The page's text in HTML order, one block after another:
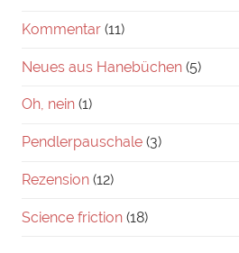
Kommentar (11)
Neues aus Hanebüchen (5)
Oh, nein (1)
Pendlerpauschale (3)
Rezension (12)
Science friction (18)